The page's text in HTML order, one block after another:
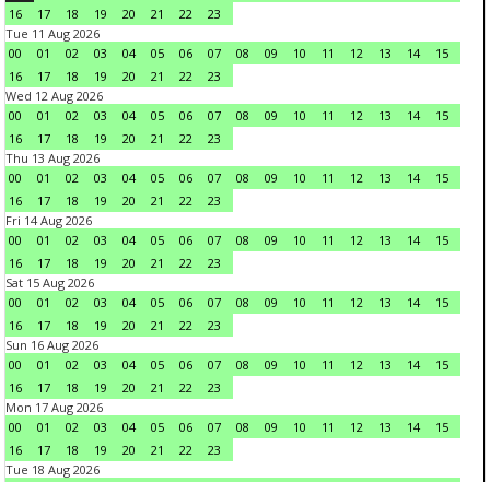
16
17 18 19 20 21 22
23
Tue 11 Aug 2026
00
01 02 03 04 05 06 07 08 09 10 11 12 13 14
15
16
17 18 19 20 21 22
23
Wed 12 Aug 2026
00
01 02 03 04 05 06 07 08 09 10 11 12 13 14
15
16
17 18 19 20 21 22
23
Thu 13 Aug 2026
00
01 02 03 04 05 06 07 08 09 10 11 12 13 14
15
16
17 18 19 20 21 22
23
Fri 14 Aug 2026
00
01 02 03 04 05 06 07 08 09 10 11 12 13 14
15
16
17 18 19 20 21 22
23
Sat 15 Aug 2026
00
01 02 03 04 05 06 07 08 09 10 11 12 13 14
15
16
17 18 19 20 21 22
23
Sun 16 Aug 2026
00
01 02 03 04 05 06 07 08 09 10 11 12 13 14
15
16
17 18 19 20 21 22
23
Mon 17 Aug 2026
00
01 02 03 04 05 06 07 08 09 10 11 12 13 14
15
16
17 18 19 20 21 22
23
Tue 18 Aug 2026